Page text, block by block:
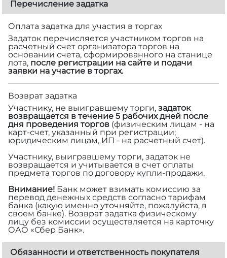
Перечисление задатка
Оплата задатка для участия в торгах
Задаток перечисляется участником торгов на
расчетный счет организатора торгов на
основании счета, сформированного на станице
лота, после регистрации на сайте и подачи
заявки на участие в торгах.
Возврат задатка
Участнику, не выигравшему торги, задаток
возвращается в течение 5 рабочих дней после
дня проведения торгов (физическим лицам - на
карт-счет, указанный при регистрации;
юридическим лицам, ИП - на расчетный счет).
Участнику, выигравшему торги, задаток не
возвращается и учитывается в счет оплаты
предмета торгов по договору купли-продажи.
Внимание! Банк может взимать комиссию за
перевод денежных средств согласно тарифам
банка (какую именно уточняйте, пожалуйста, в
своем банке). Возврат задатка физическому
лицу без комиссии осуществляется на карточку
ОАО «Сбер Банк».
Обязанности и ответственность покупателя